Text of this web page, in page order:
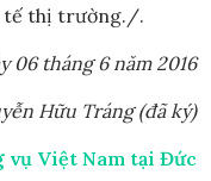
tế thị trường./.
06 tháng 6 năm 2016
Hữu Tráng (đã ký)
vụ Việt Nam tại Đức